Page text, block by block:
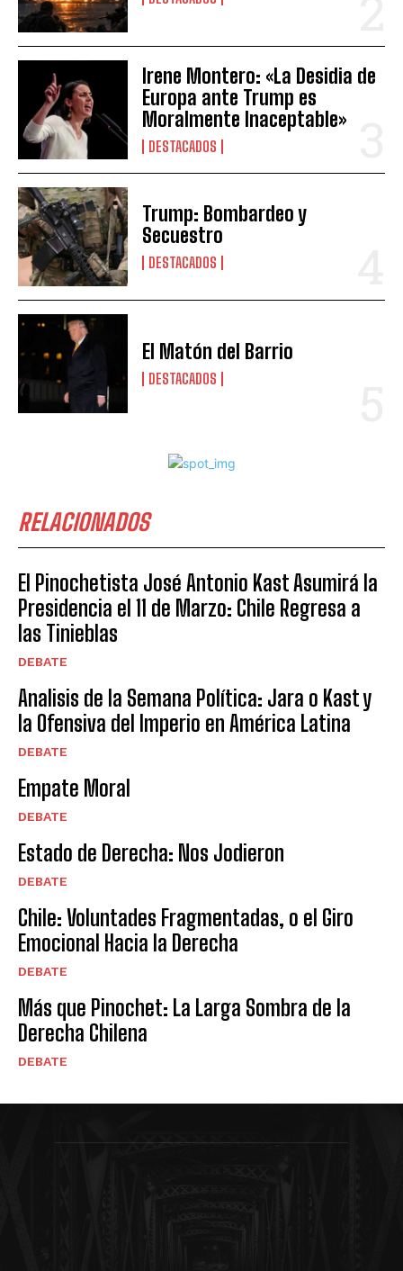
Irene Montero: «La Desidia de
Europa ante Trump es
Moralmente Inaceptable»
DESTACADOS
Trump: Bombardeo y
Secuestro
DESTACADOS
El Matón del Barrio
DESTACADOS
RELACIONADOS
El Pinochetista José Antonio Kast Asumirá la
Presidencia el 11 de Marzo: Chile Regresa a
las Tinieblas
DEBATE
Analisis de la Semana Política: Jara o Kast y
la Ofensiva del Imperio en América Latina
DEBATE
Empate Moral
DEBATE
Estado de Derecha: Nos Jodieron
DEBATE
Chile: Voluntades Fragmentadas, o el Giro
Emocional Hacia la Derecha
DEBATE
Más que Pinochet: La Larga Sombra de la
Derecha Chilena
DEBATE